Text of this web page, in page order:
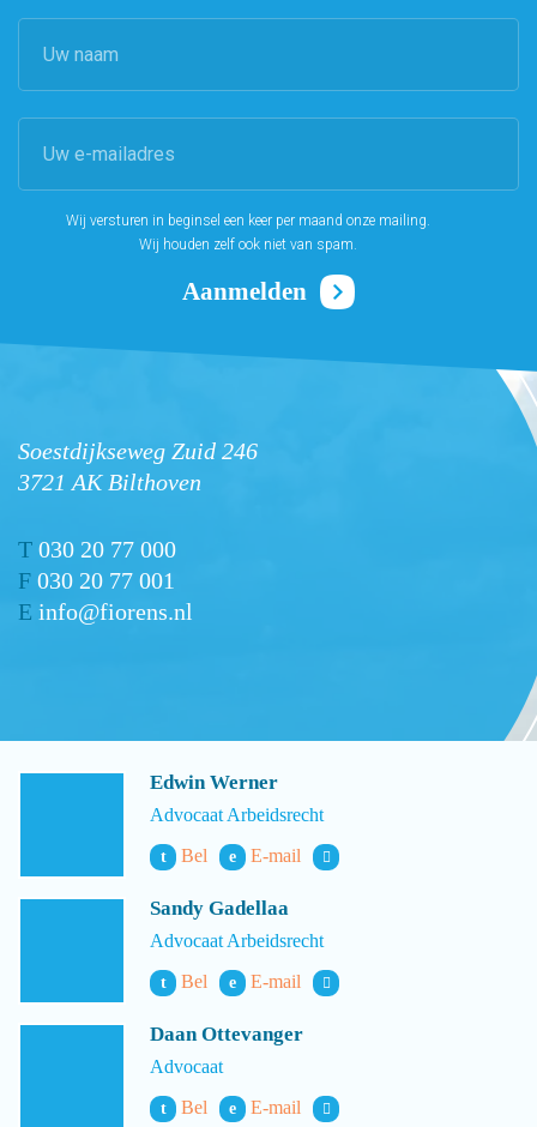
Wij versturen in beginsel een keer per maand onze mailing.
Wij houden zelf ook niet van spam.
Soestdijkseweg Zuid 246
3721 AK Bilthoven
T 030 20 77 000
F 030 20 77 001
E info@fiorens.nl
Edwin Werner
Advocaat Arbeidsrecht
t Bel e E-mail
Sandy Gadellaa
Advocaat Arbeidsrecht
t Bel e E-mail
Daan Ottevanger
Advocaat
t Bel e E-mail